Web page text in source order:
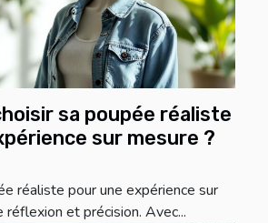
sa poupée réaliste
sur mesure ?
réaliste pour une expérience sur
réflexion et précision. Avec...